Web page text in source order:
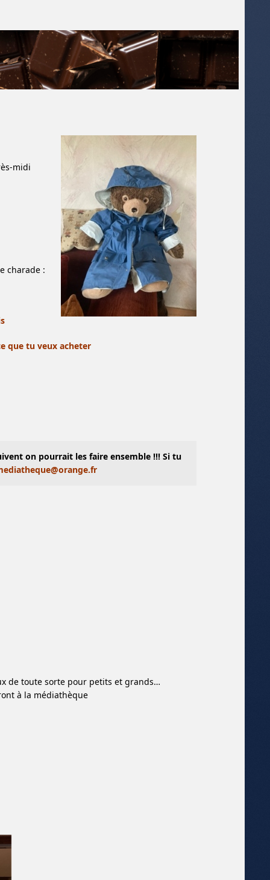
midi
charade :
que tu veux acheter
on pourrait les faire ensemble !!! Si tu
de toute sorte pour petits et grands…
à la médiathèque